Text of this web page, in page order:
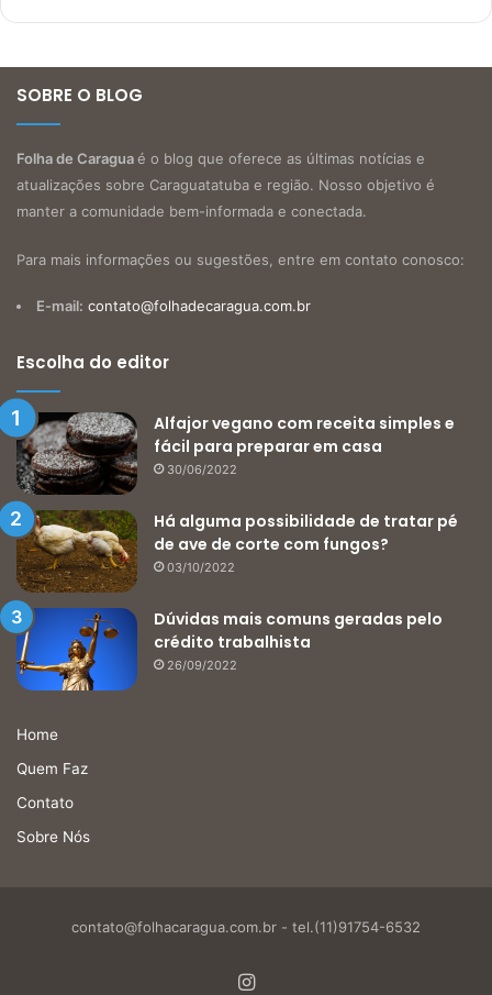
SOBRE O BLOG
Folha de Caraguaé o blog que oferece as últimas notícias e
atualizações sobre Caraguatatuba e região. Nosso objetivo é
manter a comunidade bem-informada e conectada.
Para mais informações ou sugestões, entre em contato conosco:
E-mail: contato@folhadecaragua.com.br
Escolha do editor
Alfajor vegano com receita simples e
fácil para preparar em casa
30/06/2022
Há alguma possibilidade de tratar pé
de ave de corte com fungos?
03/10/2022
Dúvidas mais comuns geradas pelo
crédito trabalhista
26/09/2022
Home
Quem Faz
Contato
Sobre Nós
contato@folhacaragua.com.br - tel.(11)91754-6532
Instagram